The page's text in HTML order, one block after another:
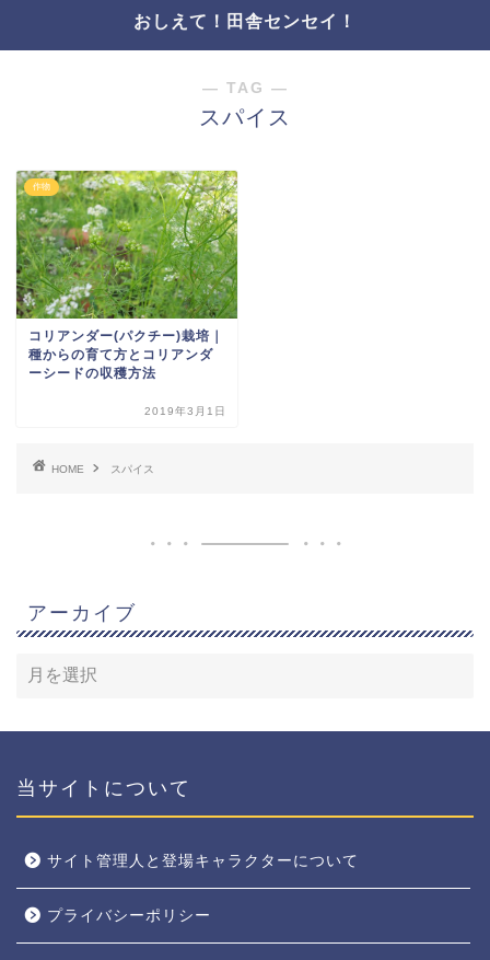
おしえて！田舎センセイ！
― TAG ―
スパイス
作物
コリアンダー(パクチー)栽培｜
種からの育て方とコリアンダ
ーシードの収穫方法
2019年3月1日
HOME スパイス
アーカイブ
当サイトについて
サイト管理人と登場キャラクターについて
プライバシーポリシー